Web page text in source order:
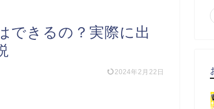
できるの？実際に出
2024年2月22日